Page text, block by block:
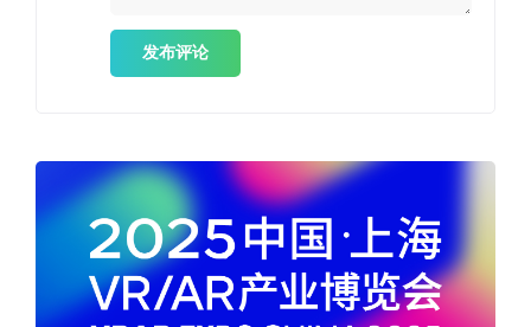
发布评论